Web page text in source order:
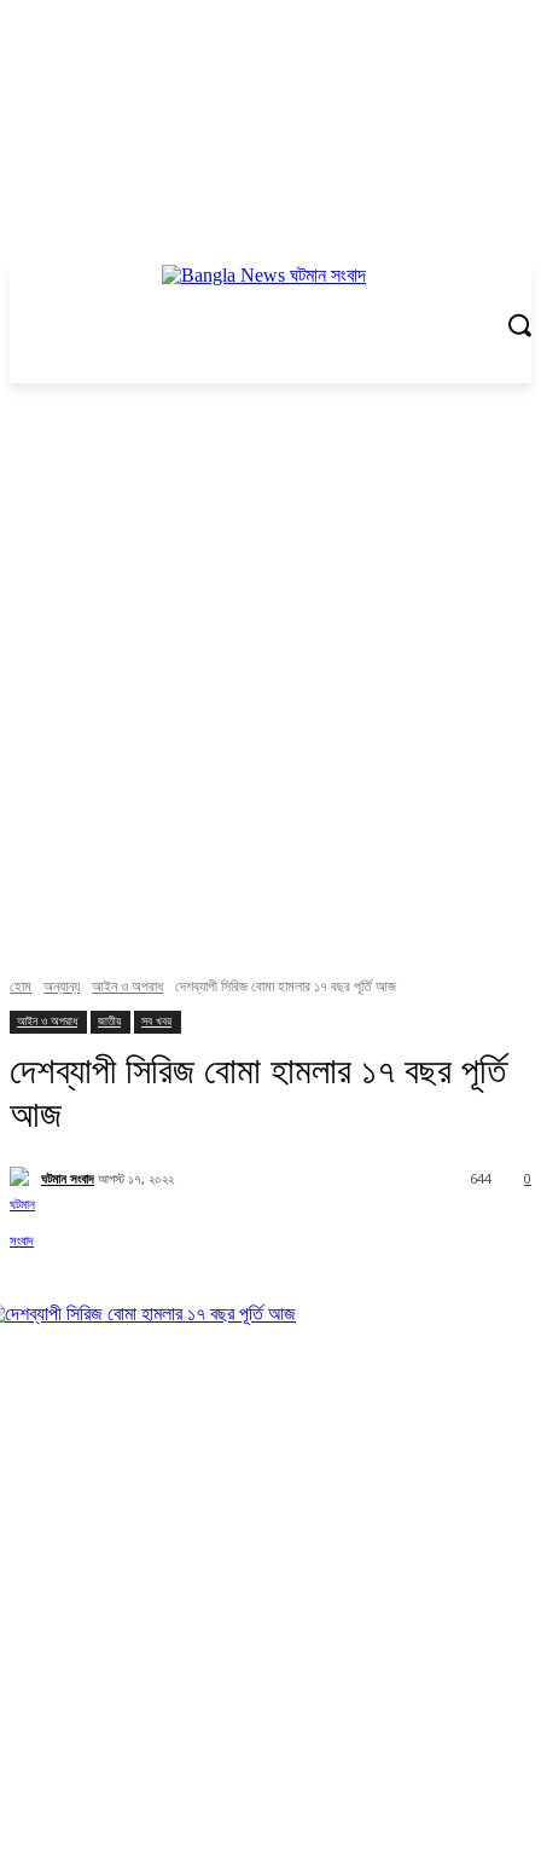
হোম অন্যান্য আইন ও অপরাধ দেশব্যাপী সিরিজ বোমা হামলার ১৭ বছর পূর্তি আজ
আইন ও অপরাধ জাতীয় সব খবর
দেশব্যাপী সিরিজ বোমা হামলার ১৭ বছর পূর্তি
আজ
ঘটমান সংবাদ আগস্ট ১৭, ২০২২ 0
644